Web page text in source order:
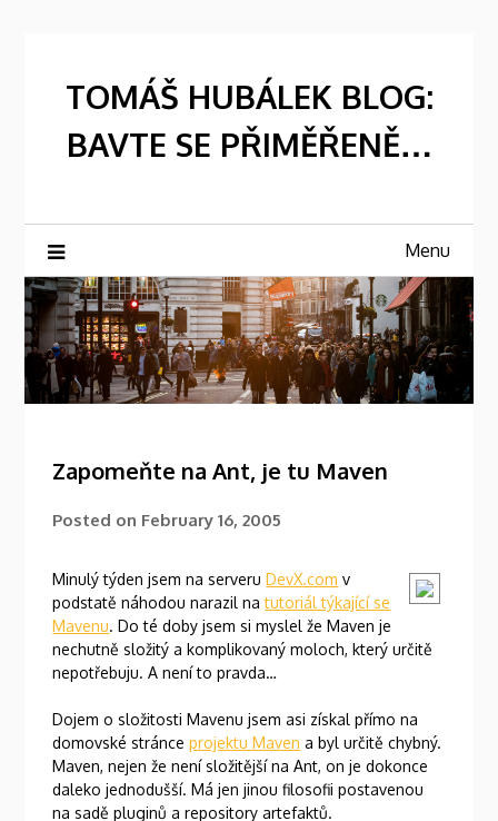
TOMÁŠ HUBÁLEK BLOG:
BAVTE SE PŘIMĚŘENĚ…
Menu
Zapomeňte na Ant, je tu Maven
Posted on February 16, 2005
Minulý týden jsem na serveruDevX.com v
podstatě náhodou narazil natutoriál týkající se
Mavenu. Do té doby jsem si myslel že Maven je
nechutně složitý a komplikovaný moloch, který určitě
nepotřebuju. A není to pravda…
Dojem o složitosti Mavenu jsem asi získal přímo na
domovské stránceprojektu Maven a byl určitě chybný.
Maven, nejen že není složitější na Ant, on je dokonce
daleko jednodušší. Má jen jinou filosofii postavenou
na sadě pluginů a repository artefaktů.